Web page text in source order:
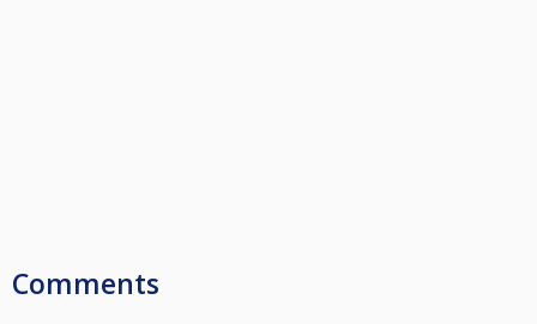
Comments